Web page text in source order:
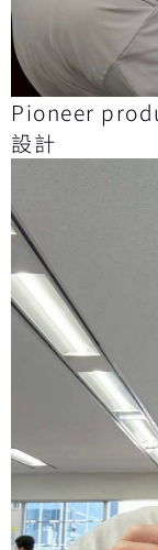
Pioneer
設計